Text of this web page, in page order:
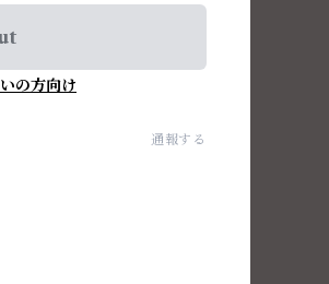
の方向け
通報する